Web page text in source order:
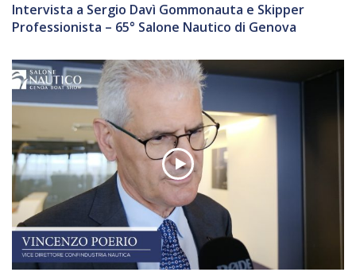
Intervista a Sergio Davì Gommonauta e Skipper
Professionista – 65° Salone Nautico di Genova